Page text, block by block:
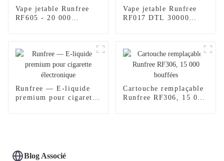
Vape jetable Runfree
RF605 - 20 000
Vape jetable Runfree
RF017 DTL 30000
Runfree — E-liquide
premium pour cigarette
Cartouche remplaçable
Runfree RF306, 15 000
Blog Associé